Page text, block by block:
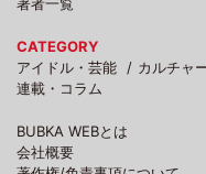
著者一覧
CATEGORY
アイドル・芸能
カルチャ
連載・コラム
BUBKA WEBとは
会社概要